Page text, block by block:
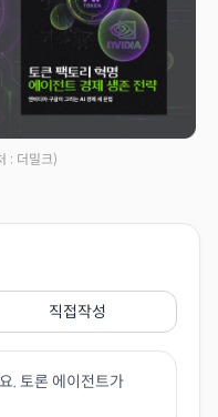
: 더밀크)
직접작성
. 토론 에이전트가